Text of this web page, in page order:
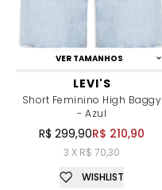
VER TAMANHOS
LEVI'S
Short Feminino High Baggy
- Azul
R$ 299,90R$ 210,90
3 X R$ 70,30
WISHLIST